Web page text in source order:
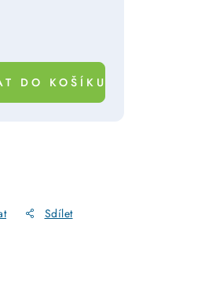
DO KOŠÍKU
Sdílet